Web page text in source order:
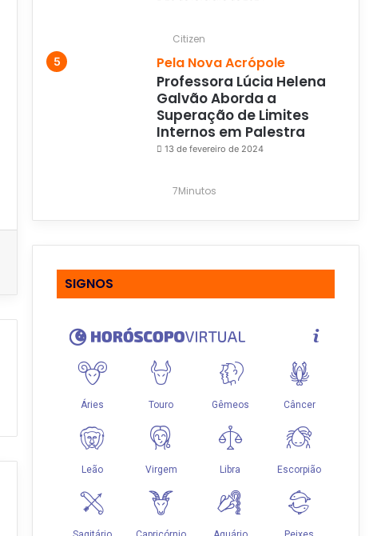
Citizen
Pela Nova Acrópole
Professora Lúcia Helena
Galvão Aborda a
Superação de Limites
Internos em Palestra
13 de fevereiro de 2024
7Minutos
SIGNOS